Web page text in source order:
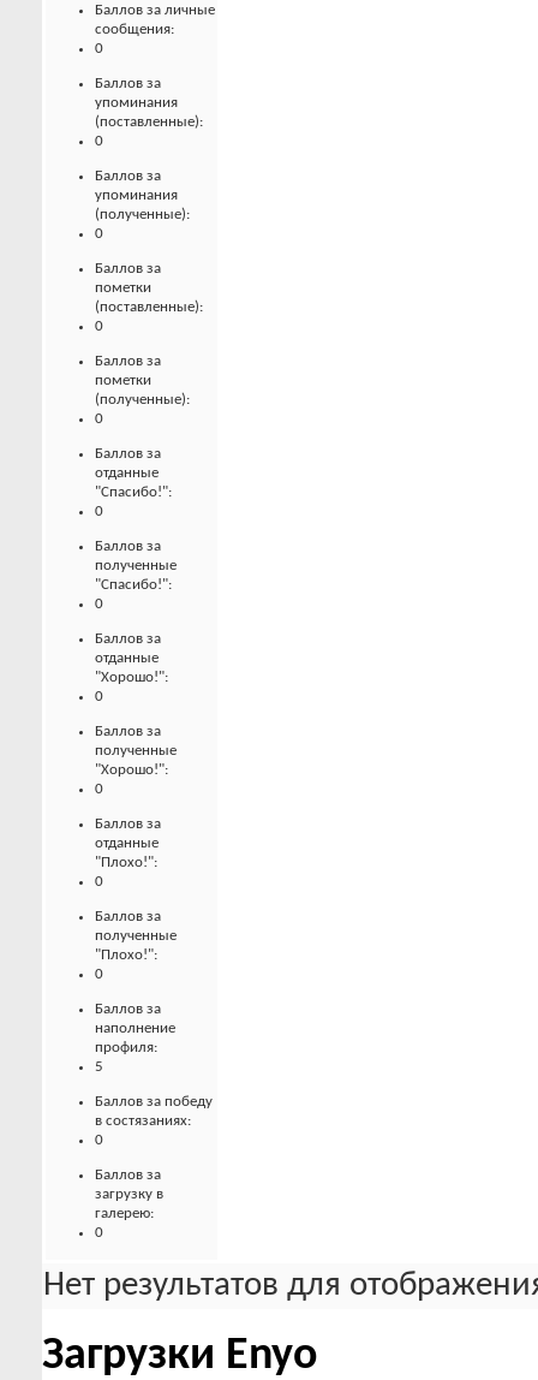
Баллов за личные
сообщения:
0
Баллов за
упоминания
(поставленные):
0
Баллов за
упоминания
(полученные):
0
Баллов за
пометки
(поставленные):
0
Баллов за
пометки
(полученные):
0
Баллов за
отданные
"Спасибо!":
0
Баллов за
полученные
"Спасибо!":
0
Баллов за
отданные
"Хорошо!":
0
Баллов за
полученные
"Хорошо!":
0
Баллов за
отданные
"Плохо!":
0
Баллов за
полученные
"Плохо!":
0
Баллов за
наполнение
профиля:
5
Баллов за победу
в состязаниях:
0
Баллов за
загрузку в
галерею:
0
Нет результатов для
Загрузки Enyo